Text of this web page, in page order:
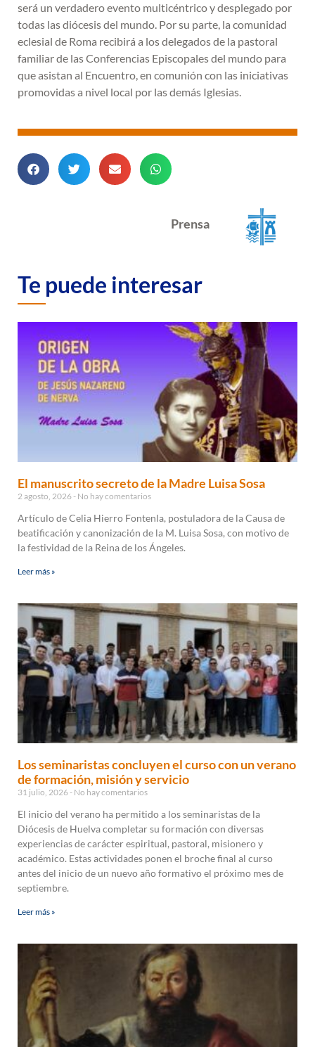
será un verdadero evento multicéntrico y desplegado por
todas las diócesis del mundo. Por su parte, la comunidad
eclesial de Roma recibirá a los delegados de la pastoral
familiar de las Conferencias Episcopales del mundo para
que asistan al Encuentro, en comunión con las iniciativas
promovidas a nivel local por las demás Iglesias.
Prensa
Te puede interesar
El manuscrito secreto de la Madre Luisa Sosa
2 agosto, 2026 No hay comentarios
Artículo de Celia Hierro Fontenla, postuladora de la Causa de
beatificación y canonización de la M. Luisa Sosa, con motivo de
la festividad de la Reina de los Ángeles.
Leer más »
Los seminaristas concluyen el curso con un verano
de formación, misión y servicio
31 julio, 2026 No hay comentarios
El inicio del verano ha permitido a los seminaristas de la
Diócesis de Huelva completar su formación con diversas
experiencias de carácter espiritual, pastoral, misionero y
académico. Estas actividades ponen el broche final al curso
antes del inicio de un nuevo año formativo el próximo mes de
septiembre.
Leer más »